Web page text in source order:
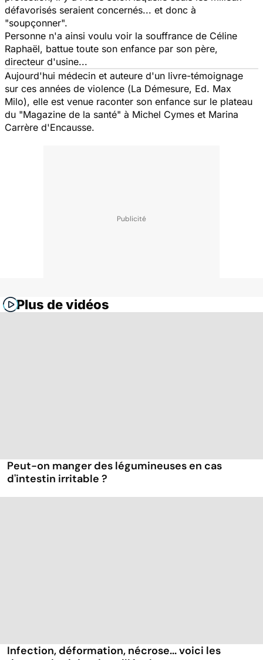
défavorisés seraient concernés... et donc à
"soupçonner".
Personne n'a ainsi voulu voir la souffrance de Céline
Raphaël, battue toute son enfance par son père,
directeur d'usine...
Aujourd'hui médecin et auteure d'un livre-témoignage
sur ces années de violence (La Démesure, Ed. Max
Milo), elle est venue raconter son enfance sur le plateau
du "Magazine de la santé" à Michel Cymes et Marina
Carrère d'Encausse.
Plus de vidéos
Peut-on manger des légumineuses en cas
d'intestin irritable ?
Infection, déformation, nécrose... voici les